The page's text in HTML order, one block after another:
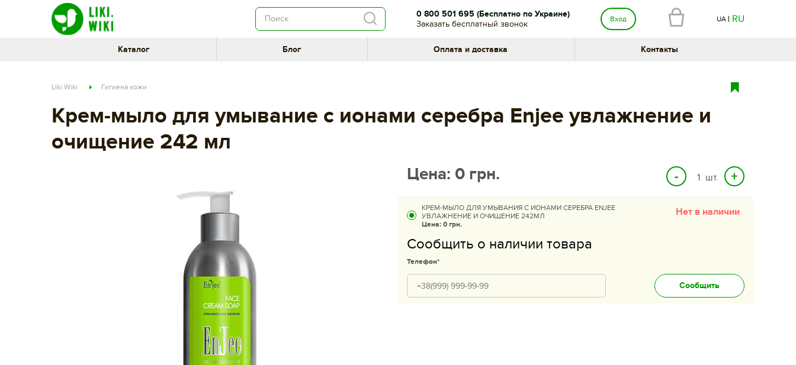
0 800 501 695 (Бесплатно по Украине)
Заказать бесплатный звонок
Вход UA RU
Каталог Блог Оплата и доставка Контакты
Liki Wiki Гигиена кожи
Крем-мыло для умывание с ионами серебра Enjee увлажнение и
очищение 242 мл
Цена: 0 грн. шт.
КРЕМ-МЫЛО ДЛЯ УМЫВАНИЯ С ИОНАМИ СЕРЕБРА ENJEE
УВЛАЖНЕНИЕ И ОЧИЩЕНИЕ 242МЛ
Цена: 0 грн.
Нет в наличии
Сообщить о наличии товара
Телефон*
Сообщить